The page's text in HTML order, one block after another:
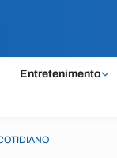
Entretenimento